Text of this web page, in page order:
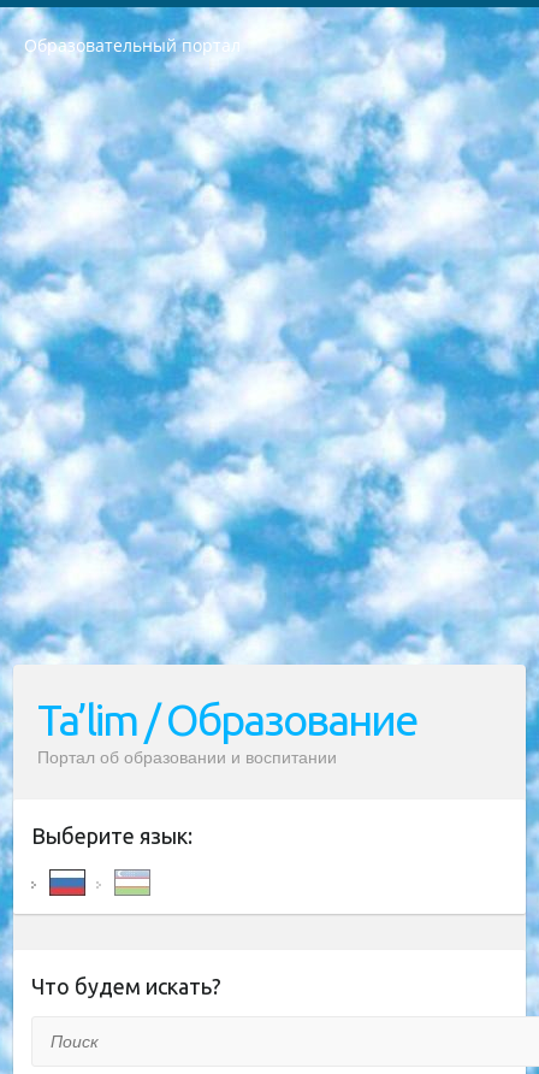
Образовательный портал
РЕСПУБЛИКА УЗБЕКИСТАН МИНИСТРЕРСТВО ДОШКОЛЬНОГО И ШКОЛЬНОГО ОБРАЗОВАНИЯ КОМАНДА в общеобразовательных учреждениях в 2023-2024 учебном году организация и проведение итоговой государственной аттестации обучающихся о Министра дошкольного и школьного образования Республики Узбекистан от 4 марта 2008 года (постановлением Минюста от 20 марта 2008 года № 1778 государственной регистрации) «Итоговое состояние учащихся общего среднего образования на основании положения об утверждении положения об аттестации общего среднего образования выпускной экзамен студентов в образовательных учреждениях в 2023-2024 учебном году В целях организации и прохождения аттестации приказываю: 1. Следующее: перечень предметов, по которым будет проводиться итоговая государственная аттестация и экзамен формы перевода согласно приложению 1; сертификаты международного образца, оценивающие уровень владения иностранными языками перечень согласно приложению 2; 2. Педагогический при специализированных образовательных учреждениях. научно-практический центр квалификации и международной оценки (Д.Давидова) 2024 г. До 25 марта: задания по предметам, по которым будет проводиться итоговая аттестация разработка и утверждение технических условий; итоговая аттестация на основании разработанного предметного задания разработка вопросов по предметам (устно и письменно), экзамен передача; общеобразовательные средние школы и специальные учебные заведения учащиеся выпускных классов школ и интернатов в агентской системе подготовка базы данных экзаменационных материалов и критериев оценки; перевод базы экзаменационных материалов на все языки обучения подать в Республиканский образовательный центр для изготовления; варианты экзаменов на основе разработанных контрольных материалов пусть будут поставлены задачи формирования. 3. Республиканский образовательный центр (Ш.Худайкулов) до 5 апреля 2024 года. до: база данных предоставленных экзаменационных материалов на все языки обучения перевод и экспертиза; для слепых, слабовидящих, глухих, слабослышащих и умственно отсталых детей учащиеся выпускных классов специализированных школ и школ-интернатов база данных экзаменационных материалов на всех преподаваемых языках подготовка критериев оценки; специализированные школы для умственно отсталых детей и технологии для учащихся выпускных классов школ-интернатов разработка соответствующих рекомендаций и критериев проведения ЕГЭ по естествознанию давать задания. 4. Педагогический при специализированных образовательных учреждениях. Научно-практический центр навыков и международной оценки (Д.Давидова), Республика образовательный центр (Худайкулов Ш.) итоговый государственный аттестационный экзамен ориентирован на творческое и логическое мышление при подготовке базы материалов учитывать введение заданий. 5. Следует отметить, что: сертификат государственного образца о знании общеобразовательного предмета и как минимум национальный уровень B1 по предметам на иностранных языках, указанным в Приложении 2. или международно признанный сертификат эквивалентного уровня студенты, изучающие определенный предмет, освобождаются от экзамена; по соответствующим предметам запланирована итоговая государственная аттестация за день до дня, путем жеребьевки Рабочей группой (в письменной форме по предметам, проводимым в форме) из числа сформированных вариантов выбрано 2 варианта; 2 выбранных варианта экзамена анонсированы на официальном сайте министерства и все выпускники по всей стране на основе этих вариантов проводит итоговую государственную аттестацию. 6. Государственное образование учащихся средних общеобразовательных учреждений. знания в соответствии с квалификационными требованиями, которые необходимо приобрести на основании стандартов итоговый (выпускной) контроль для 9 и 11 классов в целях тестирования Экзамены (далее – экзамены) состоят из предметов, перечисленных в приложении 1. будет сделано. 7. Экзамены пройдут с 26 мая по 15 июня 2024 г. (кроме науки физического воспитания). 8. Физическая для учащихся 9 классов общесредних образовательных учреждений. Экзамены по предмету «Образование, квалификация медицина» 1-6 мая 2024 года. сотрудники перевести под присмотр (с отклонениями в физическом или умственном развитии) специализированная школа для детей, школы-интернаты и со сколиозом школы-интернаты санаторного типа для больных детей исключены). 9. Он был слепым, слабовидящим и имел нарушения опорно-двигательного аппарата. экзамены в специализированных школах и интернатах для детей должны проводиться исходя из требований, предъявляемых к общеобразовательным учреждениям (физкультура кроме науки). 10. Специализированная школа для глухих и слабослышащих детей. и экзамены в интернатах и быть реализован в виде письменного теста по математике. 11. Специальность для умственно отсталых детей. Для 9 класса Родной язык и литературное письмо Государственный язык (язык обучения – узбекский). для неклассов) написано Математическое письмо Письменная/устная история Узбекистана Физическое воспитание практично Итоговый контроль Для 11 класса Написание родного языка и литературы (эссе) Математическое письмо Узбекский язык (обучение на узбекском языке) не посещающее общее среднее образование для учреждений)/Образовательное учреждение выбор письменный и устный Иностранный язык письменный/устный Письменная/устная история Узбекистана *По выбору студента:  Химия  Физика  Основы государственного права  География 10 бесплатных образовательных ресурсов - Мы составили подборку онлайн-проектов с интерактивными упражнениями, видеолекциями и статьями. Они помогут вам обрести новые и освежить старые знания бесплатно. 1. «ИНТУИТ» Старейшая образовательная площадка Рунета. Здесь вы найдёте сотни текстовых и видеокурсов на десятки различных тем — от программирования до психологии. Многие курсы подготовлены российскими университетами и крупными международными компаниями вроде Intel и Microsoft. Самостоятельное обучение бесплатное, но желающие могут оплатить услуги персональных наставников. 2. «Смартия» знакомит с актуальными профессиями и подсказывает, как им обучаться. Выбрав заинтересовавшую вас специальность — SMM-специалист, фотограф, веб-дизайнер или другую, — увидите список необходимых для неё умений. Чтобы вы могли освоить их самостоятельно, для каждого умения площадка отображает подборку ссылок на учебные материалы. Хотя «Смартия» ориентируется на русскоязычную аудиторию, часть контента всё же доступна только на английском. 3. «Лекторий Физтеха» Проект Московского физико-технического института (Физтеха). С его помощью вы можете смотреть онлайн серии лекций, записанные на видео в этом вузе. В числе доступных предметов — физика, биология, химия, информационные технологии и другие. К некоторым лекциям администрация ресурса прилагает готовые конспекты, которые можно скачивать в PDF-формате. 4. ITMOcourses Онлайн-площадка Санкт-Петербургского национального исследовательского университета информационных технологий, механики и оптики (ИТМО). Ресурс предоставляет свободный доступ к курсам, разработанным в этом вузе. Каталог материалов разбит на четыре категории: «Оптические системы и технологии», «Приборостроение и робототехника», «Информационные технологии» и «Биотехнологии». Курсы состоят из видеолекций, интерактивных демонстраций и заданий. 5. «КиберЛенинка» Электронная научная библиотека открытого доступа. Каталог площадки регулярно обрастает текстами статей из различных научных изданий. Сгруппированные по журналам и рубрикам публикации можно читать онлайн или скачивать целиком в PDF-формате. Проект нацелен на популяризацию науки за счёт открытого доступа к качественной информации. 6. «ПостНаука» На этом ресурсе публикуют подборки видеолекций, составленные экспертами из разных отраслей и объединённые общими темами. Среди них, к примеру, есть серии «Биоинформатика и геномика», «Культура средневековой Скандинавии» и Cinema Studies о теории кино. Каждая подборка лекций — логически связанная история, рассказанная экспертом от первого лица. Кроме того, на сайте появляются научно-образовательные статьи и тесты на разные темы. 7. «Newочём» Команда проекта «Newочём» отбирает самые интересные тексты из англоязычных СМИ и переводит те из них, за которые голосуют участники сообщества «ВКонтакте». По большей части это научно-популярные статьи. Редакторы придумывают лишь заголовки, в остальном содержание переводов соответствует оригиналам. Полные тексты можно читать прямо в социальной сети. 8. InternetUrok Онлайн-база материалов по основным дисциплинам школьной программы. Информация на сайте структурирована по классам, предметам и темам (урокам). Каждый урок состоит из видеолекций и конспектов. Есть также интерактивные тренажёры и тесты для закрепления пройденного материала. Даже если вы давно окончили школу, возможность повторить программу старших классов всегда может пригодиться. 9. Edutainme Ещё один ресурс об образовании. В отличие от Newtonew, как мне кажется, Edutainme больше ориентируется на представителей индустрии: педагогов, предпринимателей, разработчиков образовательных проектов. Но и любой, кто просто стремится к саморазвитию, найдёт на сайте много полезного и интересного для себя. Например, информацию о новых курсах и образовательных сервисах. 10. Newtonew Онлайн-медиа об образовании и обучении в широком смысле. Авторы Newtonew пишут об инструментах, заведениях, тактиках и стратегиях, которые помогают учить других и получать новые знания самостоятельно. На этой площадке вы найдёте новости, обзоры, аналитические мат
Ta’lim / Образование
Портал об образовании и воспитании
Выберите язык:
Что будем искать?